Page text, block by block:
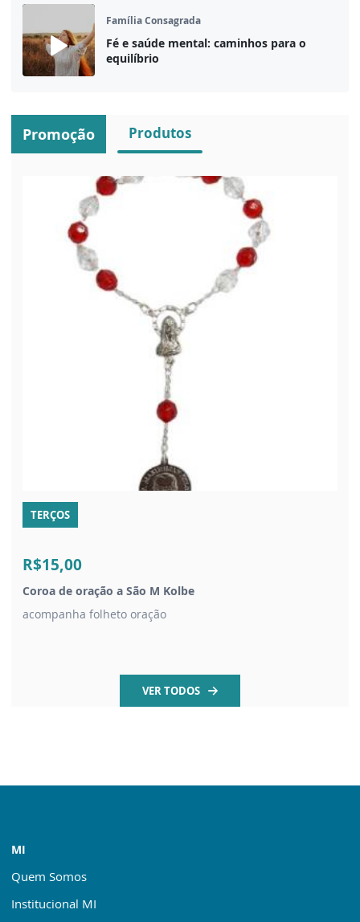
Família Consagrada
Fé e saúde mental: caminhos para o
equilíbrio
Promoção Produtos
TERÇOS
R$15,00
Coroa de oração a São M Kolbe
acompanha folheto oração
VER TODOS
MI
Quem Somos
Institucional MI